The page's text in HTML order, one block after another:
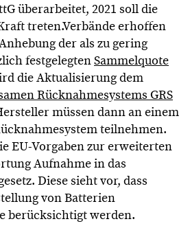
überarbeitet, 2021 soll die
treten.Verbände erhoffen
der als zu gering
festgelegtenSammelquote
die Aktualisierung dem
Rücknahmesystems GRS
müssen dann an einem
teilnehmen.
EU-Vorgaben zur erweiterten
Aufnahme in das
Diese sieht vor, dass
von Batterien
berücksichtigt werden.